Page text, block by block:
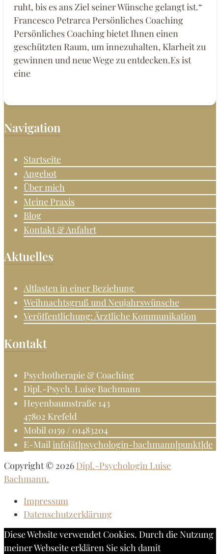
ruht, bis es ans Ziel seiner Wünsche gelangt ist.“
Francesco Petrarca Persönliches Coaching
Persönliches Coaching bietet Ihnen einen
geschützten Raum, um innezuhalten, Klarheit zu
gewinnen und neue Wege zu entdecken.Es ist
eine
Navigation
Startseite
Angebot
Über mich
Meine Praxis
Blog
Kontakt & Anfahrt
Aktuelles
Altlasten in einer Beziehung
Weihnachtsgruß und Neujahrswünsche
Veröffentlichung: Ärztliche Kommunikation
Kontakt
Psychotherapie & Coaching
Dipl.-Psych. Luise Bachmann
Heyenbaumstraße 143
47802 Krefeld
Mobil 0159 / 01483204
E-Mailinfo[ät]psychologin-bachmann[punkt]de
Copyright © 2026 Dipl.-Psychologin Luise
Bachmann.
Impressum
Datenschutzerklärung
Diese Website verwendet Cookies. Durch die Nutzung
meiner Webseite erklären Sie sich damit